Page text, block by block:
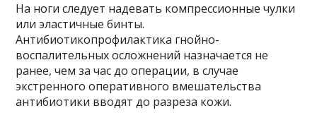
На ноги следует надевать компрессионные чулки
или эластичные бинты.
Антибиотикопрофилактика гнойно-
воспалительных осложнений назначается не
ранее, чем за час до операции, в случае
экстренного оперативного вмешательства
антибиотики вводят до разреза кожи.